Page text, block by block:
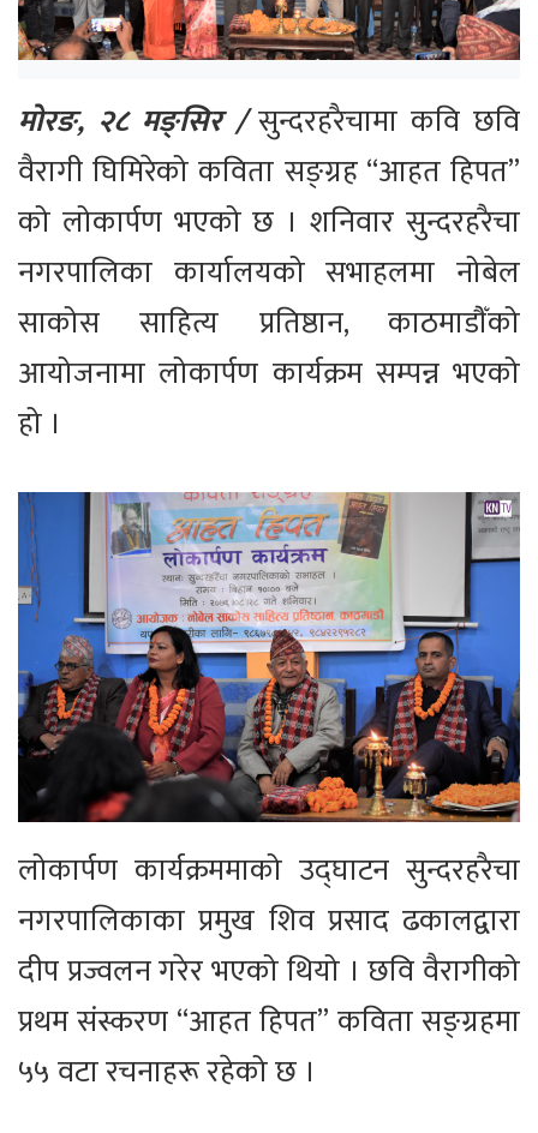
मोरङ, २८ मङ्सिर /सुन्दरहरैचामा कवि छवि
वैरागी घिमिरेको कविता सङ्ग्रह “आहत हिपत”
को लोकार्पण भएको छ । शनिवार सुन्दरहरैचा
नगरपालिका कार्यालयको सभाहलमा नोबेल
साकोस साहित्य प्रतिष्ठान, काठमाडौँको
आयोजनामा लोकार्पण कार्यक्रम सम्पन्न भएको
हो ।
लोकार्पण कार्यक्रममाको उद्घाटन सुन्दरहरैचा
नगरपालिकाका प्रमुख शिव प्रसाद ढकालद्वारा
दीप प्रज्वलन गरेर भएको थियो । छवि वैरागीको
प्रथम संस्करण “आहत हिपत” कविता सङ्ग्रहमा
५५ वटा रचनाहरू रहेको छ ।